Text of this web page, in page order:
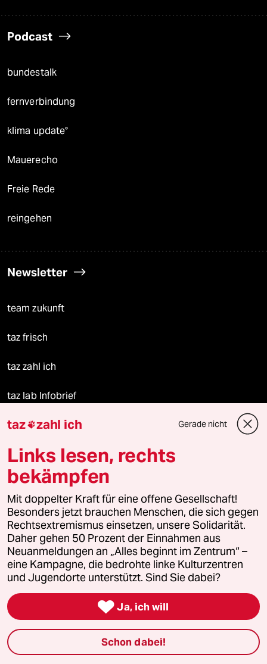
Podcast
bundestalk
fernverbindung
klima update°
Mauerecho
Freie Rede
reingehen
Newsletter
team zukunft
taz frisch
taz zahl ich
taz lab Infobrief
Veranstaltungen
Demnächst
Vor Ort
Live im Stream
Vergangene
taz lab 2027
Mehr taz Lesestoff
taz zahl ich Gerade nicht
Links lesen, rechts
bekämpfen
Mit doppelter Kraft für eine offene Gesellschaft!
Besonders jetzt brauchen Menschen, die sich gegen
Rechtsextremismus einsetzen, unsere Solidarität.
Daher gehen 50 Prozent der Einnahmen aus
Neuanmeldungen an „Alles beginnt im Zentrum“ –
eine Kampagne, die bedrohte linke Kulturzentren
und Jugendorte unterstützt. Sind Sie dabei?
 Ja, ich will
Schon dabei!